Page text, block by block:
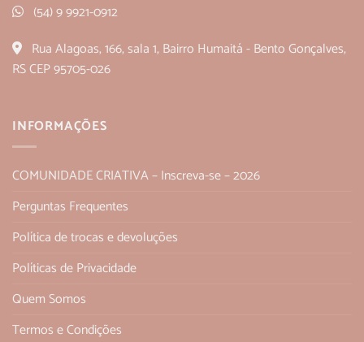
(54) 9 9921-0912
Rua Alagoas, 166, sala 1, Bairro Humaitá - Bento Gonçalves,
RS CEP 95705-026
INFORMAÇÕES
COMUNIDADE CRIATIVA – Inscreva-se – 2026
Perguntas Frequentes
Política de trocas e devoluções
Políticas de Privacidade
Quem Somos
Termos e Condições